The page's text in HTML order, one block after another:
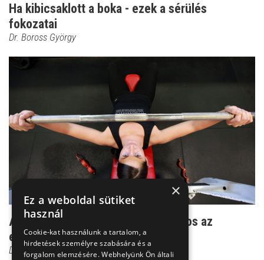
Ha kibicsaklott a boka - ezek a sérülés
fokozatai
Dr. Boross György
Amikor a rendszeres sportolás káros az
egészségre
Dr. Boross György
×
Ez a weboldal sütiket
használ
Cookie-kat használunk a tartalom, a
hirdetések személyre szabására és a
forgalom elemzésére. Webhelyünk Ön általi